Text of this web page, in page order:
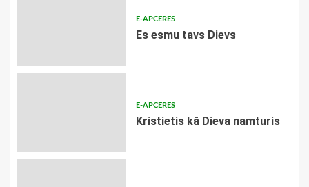
E-APCERES
Es esmu tavs Dievs
E-APCERES
Kristietis kā Dieva namturis